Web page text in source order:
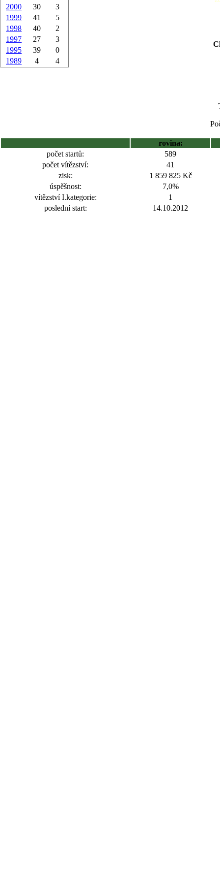
2000
30
3
1999
41
5
1998
40
2
1997
27
3
1995
39
0
1989
4 4
rovina:
počet startů:
589
počet vítězství:
41
zisk:
1 859 825 Kč
úspěšnost:
7,0%
vítězství I.kategorie:
1
poslední start:
14.10.2012